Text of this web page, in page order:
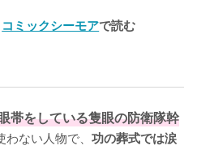
コミックシーモアで読む
帯をしている隻眼の防衛隊幹
ない人物で、 功の葬式では涙